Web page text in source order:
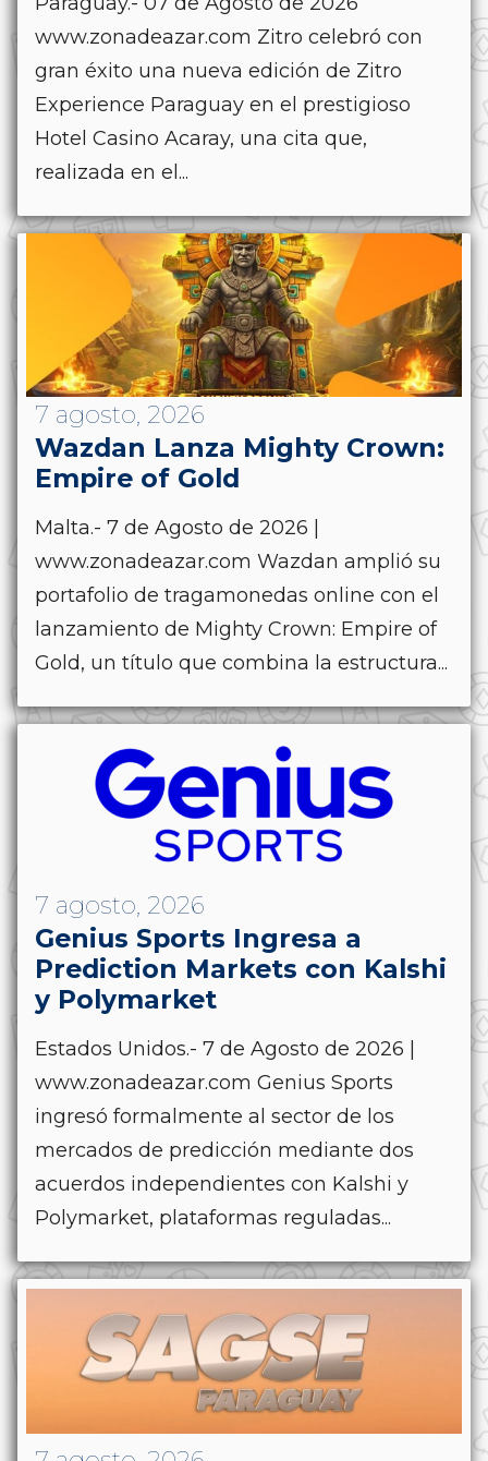
www.zonadeazar.com Zitro celebró con
gran éxito una nueva edición de Zitro
Experience Paraguay en el prestigioso
Hotel Casino Acaray, una cita que,
realizada en el...
7 agosto, 2026
Wazdan Lanza Mighty Crown:
Empire of Gold
Malta.- 7 de Agosto de 2026 |
www.zonadeazar.com Wazdan amplió su
portafolio de tragamonedas online con el
lanzamiento de Mighty Crown: Empire of
Gold, un título que combina la estructura...
7 agosto, 2026
Genius Sports Ingresa a
Prediction Markets con Kalshi
y Polymarket
Estados Unidos.- 7 de Agosto de 2026 |
www.zonadeazar.com Genius Sports
ingresó formalmente al sector de los
mercados de predicción mediante dos
acuerdos independientes con Kalshi y
Polymarket, plataformas reguladas...